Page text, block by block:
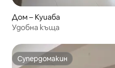
Дом – Куиаба
Удобна къща
Супердомакин
Супердомакин